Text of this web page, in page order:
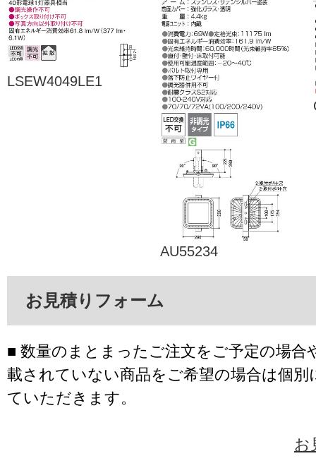
LSEW4049LE1
AU55234
お見積りフォーム
■ 数量のまとまったご注文をご予定の場合
載されていない商品をご希望の場合は個別
ていただきます。
お